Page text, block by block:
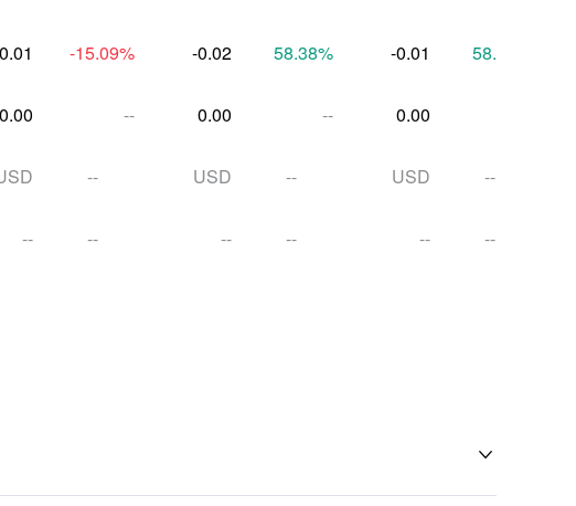
0.01 -15.09% -0.02 58.38% -0.01 58.74
0.00 -- 0.00 -- 0.00
-- USD -- USD --
-- -- -- -- -- --
